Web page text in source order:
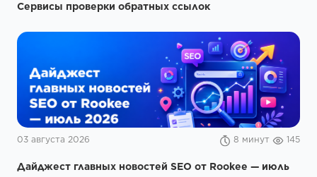
Сервисы проверки обратных ссылок
03 августа 2026 8 минут 145
Дайджест главных новостей SEO от Rookee — июль